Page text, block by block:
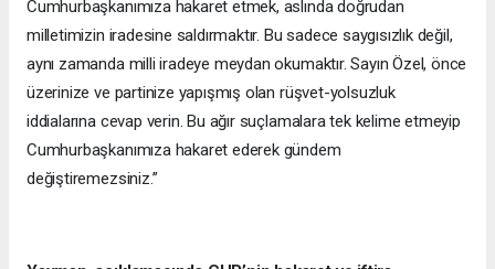
Cumhurbaşkanımıza hakaret etmek, aslında doğrudan
milletimizin iradesine saldırmaktır. Bu sadece saygısızlık değil,
aynı zamanda milli iradeye meydan okumaktır. Sayın Özel, önce
üzerinize ve partinize yapışmış olan rüşvet-yolsuzluk
iddialarına cevap verin. Bu ağır suçlamalara tek kelime etmeyip
Cumhurbaşkanımıza hakaret ederek gündem
değiştiremezsiniz.”